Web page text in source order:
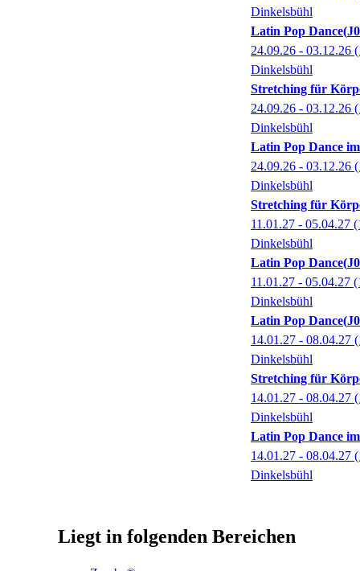
Dinkelsbühl
Latin Pop Dance
24.09.26 - 03.12.26
Dinkelsbühl
Stretching für
24.09.26 - 03.12.26
Dinkelsbühl
Latin Pop Dance
24.09.26 - 03.12.26
Dinkelsbühl
Stretching für
11.01.27 - 05.04.27
Dinkelsbühl
Latin Pop Dance
11.01.27 - 05.04.27
Dinkelsbühl
Latin Pop Dance
14.01.27 - 08.04.27
Dinkelsbühl
Stretching für
14.01.27 - 08.04.27
Dinkelsbühl
Latin Pop Dance
14.01.27 - 08.04.27
Dinkelsbühl
Liegt in folgenden Bereichen